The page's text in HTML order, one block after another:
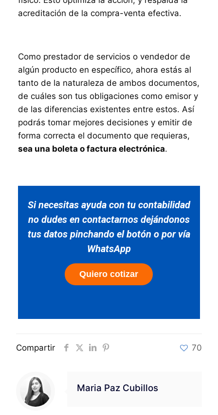
acreditación de la compra-venta efectiva.
Como prestador de servicios o vendedor de
algún producto en específico, ahora estás al
tanto de la naturaleza de ambos documentos,
de cuáles son tus obligaciones como emisor y
de las diferencias existentes entre estos. Así
podrás tomar mejores decisiones y emitir de
forma correcta el documento que requieras,
sea una boleta o factura electrónica.
Si necesitas ayuda con tu contabilidad
no dudes en contactarnos dejándonos
tus datos pinchando el botón o por vía
WhatsApp
Quiero cotizar
Compartir 70
Maria Paz Cubillos